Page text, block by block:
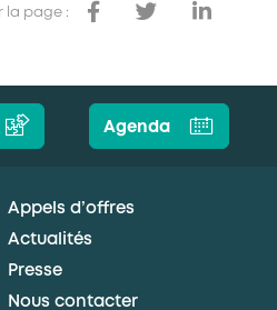
la page :
Agenda
Appels d’offres
Actualités
Presse
Nous contacter